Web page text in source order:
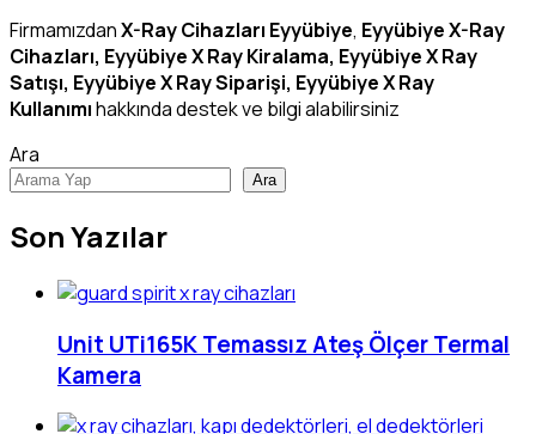
FirmamızdanX-Ray Cihazları Eyyübiye, Eyyübiye X-Ray
Cihazları, Eyyübiye X Ray Kiralama, Eyyübiye X Ray
Satışı, Eyyübiye X Ray Siparişi, Eyyübiye X Ray
Kullanımıhakkında destek ve bilgi alabilirsiniz
Ara
Ara
Son Yazılar
Unit UTi165K Temassız Ateş Ölçer Termal
Kamera